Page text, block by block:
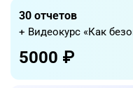
30 отчетов
+ Видеокурс «Как
5000 ₽